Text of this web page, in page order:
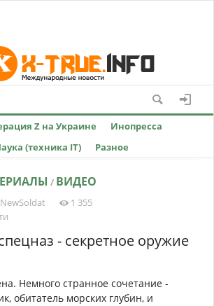
Z на Украине
Инопресса
(техника IT) Разное
/ ВИДЕО
NewSoldat
1 355
- секретное оружие
Немного странное сочетание -
обитатель морских глубин, и